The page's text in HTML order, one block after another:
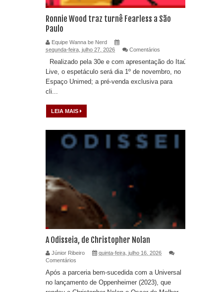
Ronnie Wood traz turnê Fearless a São
Paulo
Equipe Wanna be Nerd
segunda-feira, julho 27, 2026
Comentários
Realizado pela 30e e com apresentação do Itaú
Live, o espetáculo será dia 1º de novembro, no
Espaço Unimed; a pré-venda exclusiva para
cli...
LEIA MAIS
A Odisseia, de Christopher Nolan
Júnior Ribeiro
quinta-feira, julho 16, 2026
Comentários
Após a parceria bem-sucedida com a Universal
no lançamento de Oppenheimer (2023), que